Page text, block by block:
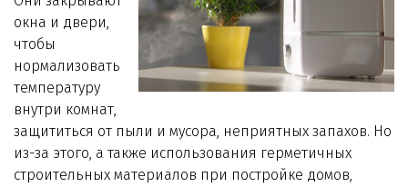
Стать дилером
Контакты
окна и двери,
чтобы
нормализовать
температуру
внутри комнат,
защититься от пыли и мусора, неприятных запахов. Но
из-за этого, а также использования герметичных
строительных материалов при постройке домов,